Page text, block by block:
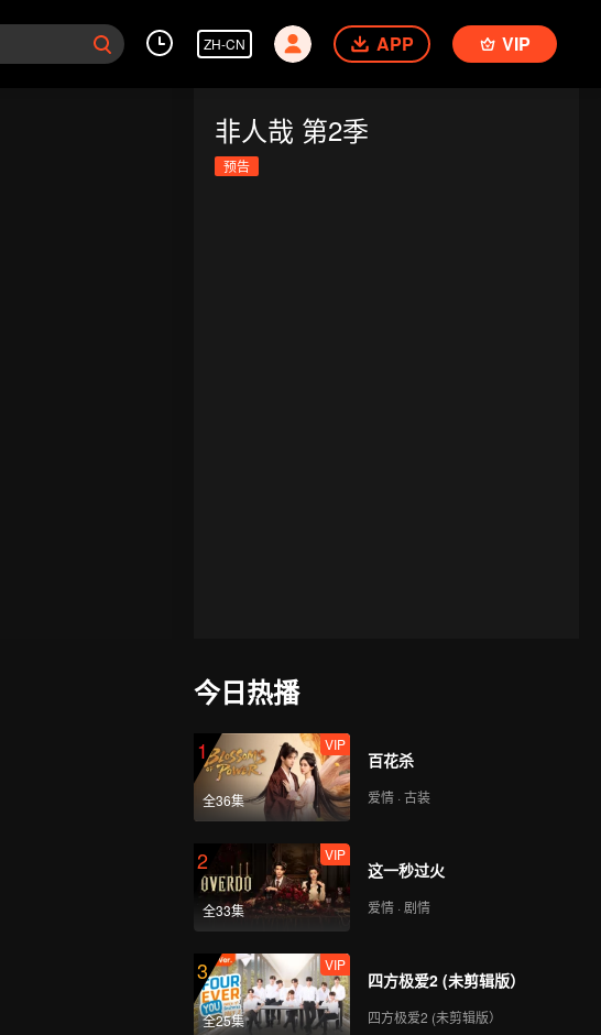
ZH-CN APP VIP
非人哉 第2季
预告
今日热播
1
全36集
VIP
百花杀
爱情 · 古装
2
全33集
VIP
这一秒过火
爱情 · 剧情
3
全25集
VIP
四方极爱2 (未剪辑版）
四方极爱2 (未剪辑版）